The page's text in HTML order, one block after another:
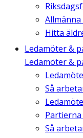
Hitta
Ledamöter &
Ledamöter &
Så
Så